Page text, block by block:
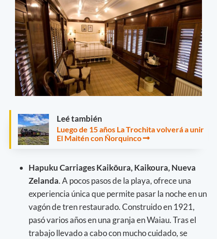
Leé también
Luego de 15 años La Trochita volverá a unir
El Maitén con Ñorquinco
Hapuku Carriages Kaikōura, Kaikoura, Nueva
Zelanda. A pocos pasos de la playa, ofrece una
experiencia única que permite pasar la noche en un
vagón de tren restaurado. Construido en 1921,
pasó varios años en una granja en Waiau. Tras el
trabajo llevado a cabo con mucho cuidado, se